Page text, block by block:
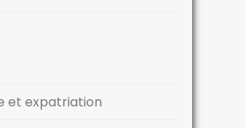
et expatriation